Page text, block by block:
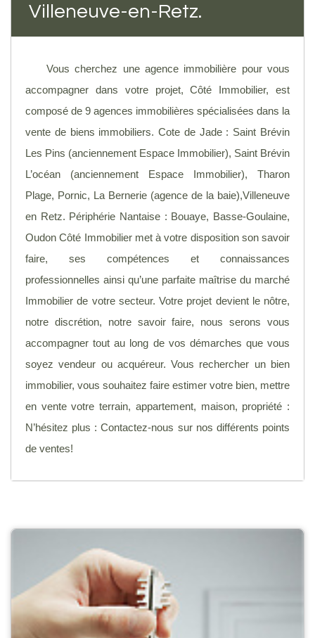
Villeneuve-en-Retz.
Vous cherchez une agence immobilière pour vous
accompagner dans votre projet, Côté Immobilier, est
composé de 9 agences immobilières spécialisées dans la
vente de biens immobiliers. Cote de Jade : Saint Brévin
Les Pins (anciennement Espace Immobilier), Saint Brévin
L’océan (anciennement Espace Immobilier), Tharon
Plage, Pornic, La Bernerie (agence de la baie),Villeneuve
en Retz. Périphérie Nantaise : Bouaye, Basse-Goulaine,
Oudon Côté Immobilier met à votre disposition son savoir
faire, ses compétences et connaissances
professionnelles ainsi qu’une parfaite maîtrise du marché
Immobilier de votre secteur. Votre projet devient le nôtre,
notre discrétion, notre savoir faire, nous serons vous
accompagner tout au long de vos démarches que vous
soyez vendeur ou acquéreur. Vous rechercher un bien
immobilier, vous souhaitez faire estimer votre bien, mettre
en vente votre terrain, appartement, maison, propriété :
N’hésitez plus : Contactez-nous sur nos différents points
de ventes!